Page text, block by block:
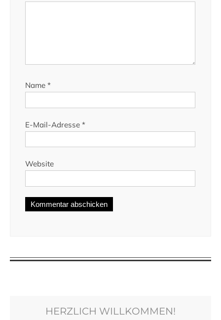
Name *
E-Mail-Adresse *
Website
HERZLICH WILLKOMMEN!